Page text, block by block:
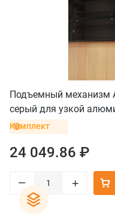
Подъемный механизм
серый для узкой
Комплект
24 049.86 ₽
– +